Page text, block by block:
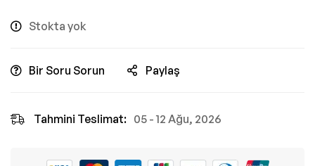
Stokta yok
Bir Soru Sorun Paylaş
Tahmini Teslimat: 05 - 12 Ağu, 2026